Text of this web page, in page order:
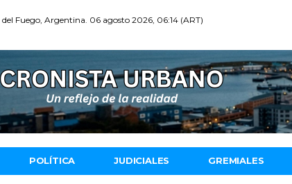
del Fuego, Argentina. 06 agosto 2026, 06:14 (ART)
POLÍTICA JUDICIALES GREMIALES